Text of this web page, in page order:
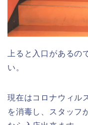
上ると入口があるの
い。
現在はコロナウィル
を消毒し、スタッフ